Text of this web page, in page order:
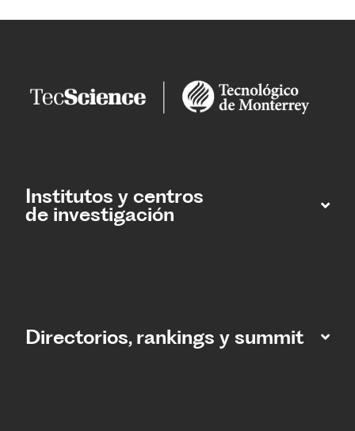
Institutos y centros
de investigación
Directorios, rankings y summit